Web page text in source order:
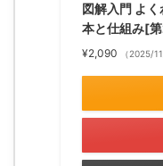
図解入門 よ
本と仕組み[
¥2,090 （2025/